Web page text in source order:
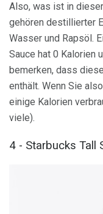
Also, was ist in
gehören destillierter
Wasser und Rapsöl.
Sauce hat 0 Kalorien
bemerken, dass
enthält. Wenn Sie
einige Kalorien
viele).
4 - Starbucks Tall